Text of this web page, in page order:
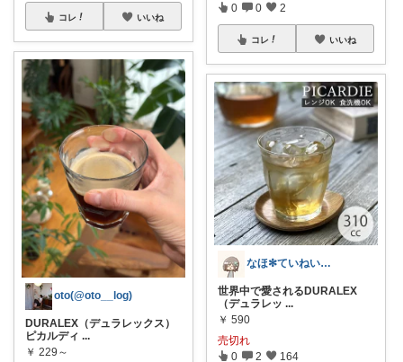
コレ いいね
oto(@oto__log)
DURALEX（デュラレックス）
ピカルディ ...
￥ 229～
0 0 2
コレ いいね
なほ✻ていねいな暮らし
世界中で愛されるDURALEX
（デュラレッ ...
￥ 590
売切れ
0 2 164